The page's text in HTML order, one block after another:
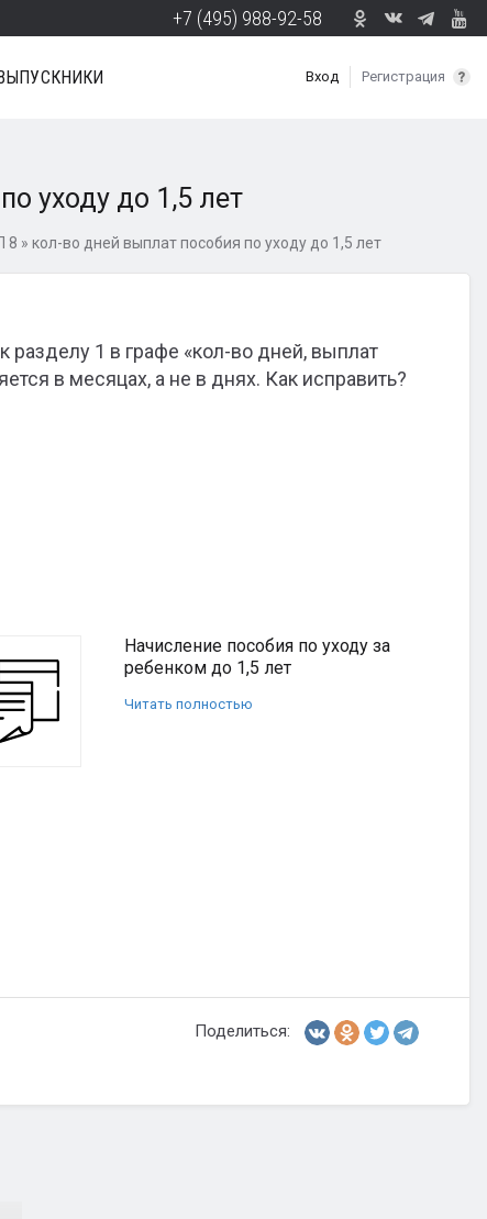
+7 (495) 988-92-58
Вход Регистрация
уходу до 1,5 лет
8 » кол-во дней выплат пособия по уходу до 1,5 лет
1 в графе «кол-во дней, выплат
в месяцах, а не в днях. Как исправить?
Начисление пособия по уходу за
ребенком до 1,5 лет
Читать полностью
Поделиться: